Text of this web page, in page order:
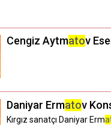
Cengiz Aytmatov
Daniyar Ermatov
Kırgız sanatçı Daniyar Erm